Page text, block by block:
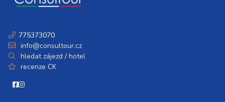
775373070
info@consultour.cz
hledat zájezd / hotel
recenze CK